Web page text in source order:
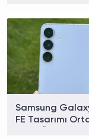
Samsung
FE Tasarımı